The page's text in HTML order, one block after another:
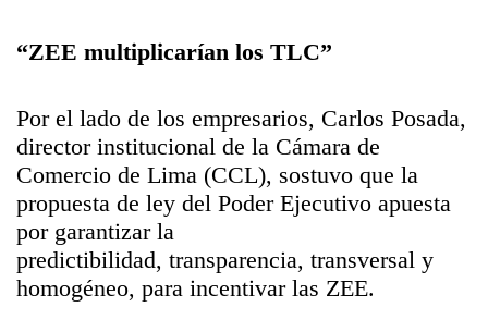
“ZEE multiplicarían los TLC”
Por el lado de los empresarios, Carlos Posada,
director institucional de la Cámara de
Comercio de Lima (CCL), sostuvo que la
propuesta de ley del Poder Ejecutivo apuesta
por garantizar la
predictibilidad, transparencia, transversal y
homogéneo, para incentivar las ZEE.